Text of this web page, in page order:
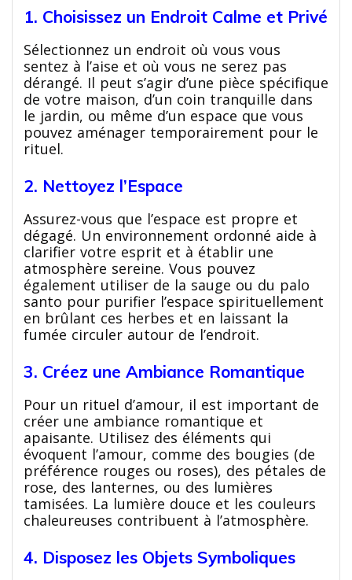
1. Choisissez un Endroit Calme et Privé
Sélectionnez un endroit où vous vous
sentez à l’aise et où vous ne serez pas
dérangé. Il peut s’agir d’une pièce spécifique
de votre maison, d’un coin tranquille dans
le jardin, ou même d’un espace que vous
pouvez aménager temporairement pour le
rituel.
2. Nettoyez l’Espace
Assurez-vous que l’espace est propre et
dégagé. Un environnement ordonné aide à
clarifier votre esprit et à établir une
atmosphère sereine. Vous pouvez
également utiliser de la sauge ou du palo
santo pour purifier l’espace spirituellement
en brûlant ces herbes et en laissant la
fumée circuler autour de l’endroit.
3. Créez une Ambiance Romantique
Pour un rituel d’amour, il est important de
créer une ambiance romantique et
apaisante. Utilisez des éléments qui
évoquent l’amour, comme des bougies (de
préférence rouges ou roses), des pétales de
rose, des lanternes, ou des lumières
tamisées. La lumière douce et les couleurs
chaleureuses contribuent à l’atmosphère.
4. Disposez les Objets Symboliques